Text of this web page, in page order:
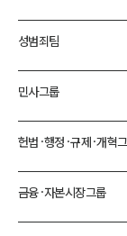
성범죄팀
민사그룹
헌법·행정·규제·개혁
금융·자본시장그룹